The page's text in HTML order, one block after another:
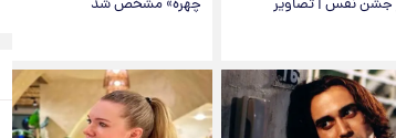
جشن نفس | تصاویر
چهره» مشخص شد